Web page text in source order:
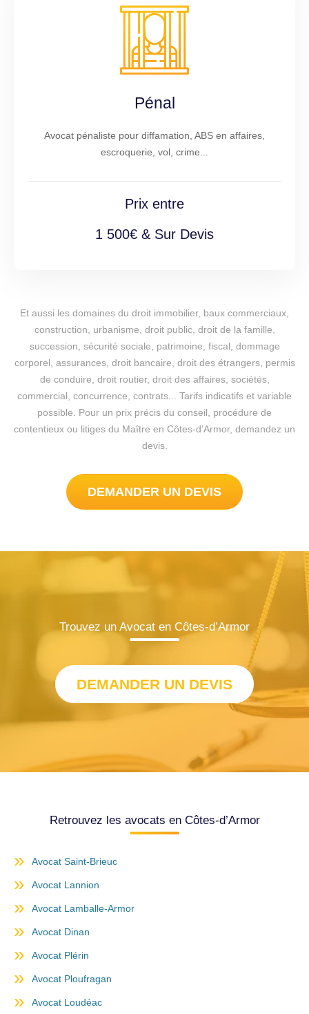
Pénal
Avocat pénaliste pour diffamation, ABS en affaires,
escroquerie, vol, crime...
Prix entre
1 500€ & Sur Devis
Et aussi les domaines du droit immobilier, baux commerciaux,
construction, urbanisme, droit public, droit de la famille,
succession, sécurité sociale, patrimoine, fiscal, dommage
corporel, assurances, droit bancaire, droit des étrangers, permis
de conduire, droit routier, droit des affaires, sociétés,
commercial, concurrence, contrats... Tarifs indicatifs et variable
possible. Pour un prix précis du conseil, procédure de
contentieux ou litiges du Maître en Côtes-d’Armor, demandez un
devis.
DEMANDER UN DEVIS
Trouvez un Avocat en Côtes-d’Armor
DEMANDER UN DEVIS
Retrouvez les avocats en Côtes-d’Armor
Avocat Saint-Brieuc
Avocat Lannion
Avocat Lamballe-Armor
Avocat Dinan
Avocat Plérin
Avocat Ploufragan
Avocat Loudéac